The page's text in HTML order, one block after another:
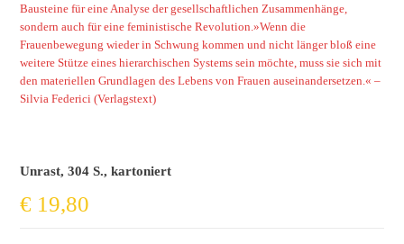
Bausteine für eine Analyse der gesellschaftlichen Zusammenhänge,
sondern auch für eine feministische Revolution.»Wenn die
Frauenbewegung wieder in Schwung kommen und nicht länger bloß eine
weitere Stütze eines hierarchischen Systems sein möchte, muss sie sich mit
den materiellen Grundlagen des Lebens von Frauen auseinandersetzen.« –
Silvia Federici (Verlagstext)
Unrast, 304 S., kartoniert
€ 19,80